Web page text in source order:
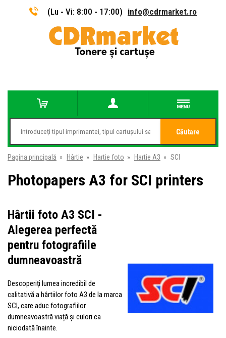
(Lu - Vi: 8:00 - 17:00) info@cdrmarket.ro
Căutare
Pagina principală » Hârtie » Hartie foto » Hartie A3 » SCI
Photopapers A3 for SCI printers
Hârtii foto A3 SCI -
Alegerea perfectă
pentru fotografiile
dumneavoastră
Descoperiți lumea incredibil de
calitativă a hârtiilor foto A3 de la marca
SCI, care aduc fotografiilor
dumneavoastră viață și culori ca
niciodată înainte.